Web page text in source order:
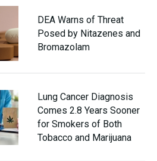
DEA Warns of Threat
Posed by Nitazenes and
Bromazolam
Lung Cancer Diagnosis
Comes 2.8 Years Sooner
for Smokers of Both
Tobacco and Marijuana